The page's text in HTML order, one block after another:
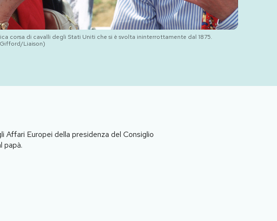
corsa di cavalli degli Stati Uniti che si è svolta ininterrottamente dal 1875.
Gifford/Liaison)
Europei della presidenza del Consiglio
papà.